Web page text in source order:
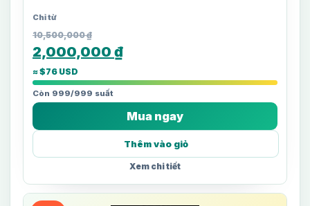
10,500,000₫
2,000,000 ₫
≈ $76 USD
Còn 999/999 suất
Mua ngay
Thêm vào giỏ
Xem chi tiết